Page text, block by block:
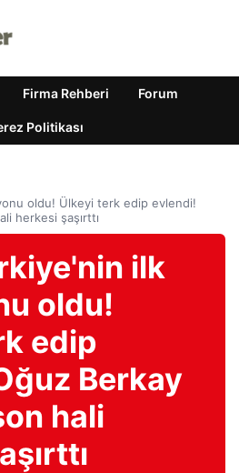
Firma Rehberi Forum
Politikası
oldu! Ülkeyi terk edip evlendi!
herkesi şaşırttı
ilk
oldu!
edip
Berkay
hali